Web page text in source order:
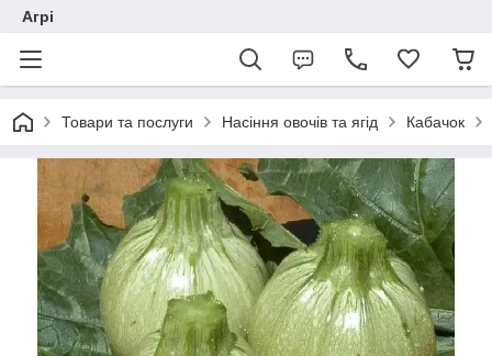
Агрі
Товари та послуги Насіння овочів та ягід Кабачок